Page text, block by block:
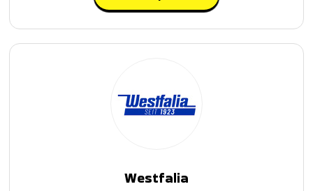
Westfalia